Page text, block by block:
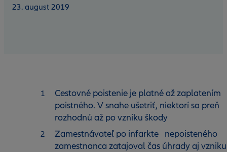
23. august 2019
Cestovné poistenie je platné až zaplatením
poistného. V snahe ušetriť, niektorí sa preň
rozhodnú až po vzniku škody
Zamestnávateľ po infarkte nepoisteného
zamestnanca zatajoval čas úhrady aj vzniku